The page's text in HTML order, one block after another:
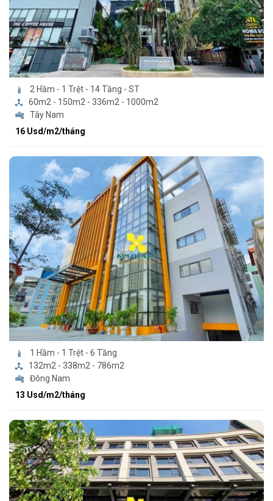
2 Hầm - 1 Trệt - 14 Tầng - ST
60m2 - 150m2 - 336m2 - 1000m2
Tây Nam
16 Usd/m2/tháng
1 Hầm - 1 Trệt - 6 Tầng
132m2 - 338m2 - 786m2
Đông Nam
13 Usd/m2/tháng